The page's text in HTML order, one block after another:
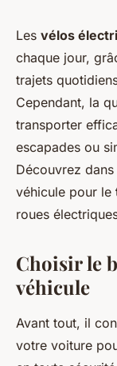
pour le
Léon•2 octobre
Les vélos
chaque jour,
trajets
Cependant, la
transporter
escapades ou
Découvrez
véhicule pour le
roues
Choisir le
véhicule
Avant tout, il
votre voiture